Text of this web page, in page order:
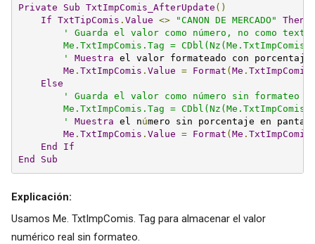
Private Sub TxtImpComis_AfterUpdate ()
If
TxtTipComis .Value <> "CANON DE MERCADO"
Then
' Guarda el valor como número, no como texto
Me.TxtImpComis.Tag =
'
Muestra el valor formateado con porcentaje
Me .TxtImpComis .Value = Format (Me .TxtImpComis
Else
' Guarda el valor como número sin formateo
Me.TxtImpComis.Tag =
'
Muestra el número sin porcentaje en
Me .TxtImpComis .Value = Format (Me .TxtImpComis
End
If
End
Sub
Explicación:
Usamos Me. TxtImpComis. Tag para almacenar el valor
numérico real sin formateo.